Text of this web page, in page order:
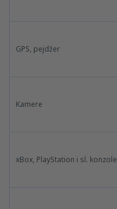
GPS, pejdžer
Kamere
xBox, PlayStation i sl. konzole